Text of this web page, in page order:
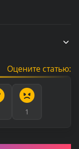
Оцените статью:
1